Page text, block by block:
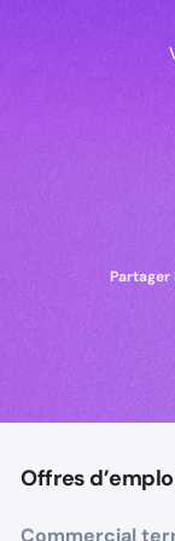
Vous
Partager
Offres
Commercial